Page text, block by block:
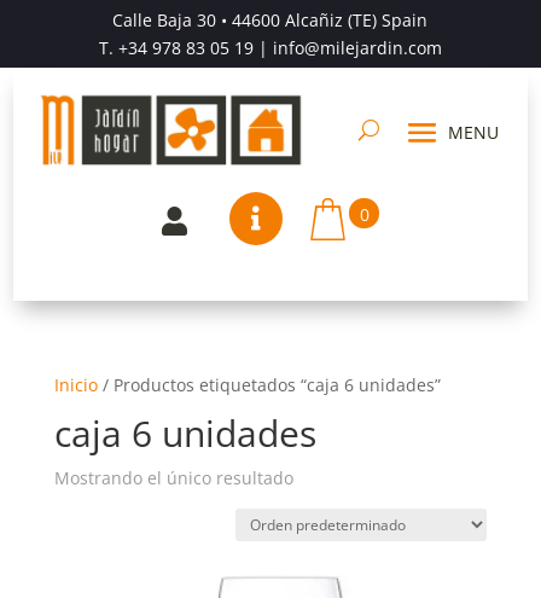
Calle Baja 30 • 44600 Alcañiz (TE) Spain
T. +34 978 83 05 19| info@milejardin.com
  0
Inicio/ Productos etiquetados “caja 6 unidades”
caja 6 unidades
Mostrando el único resultado